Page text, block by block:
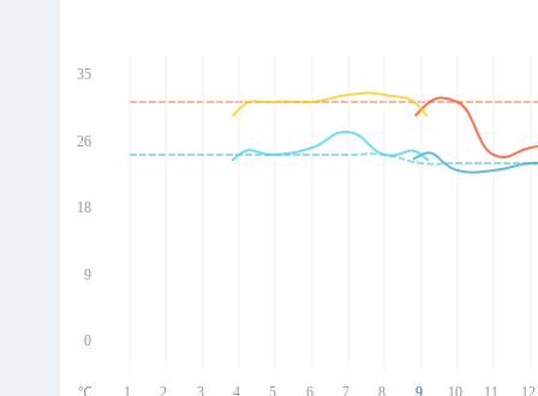
35
26
18
9
0
1 2 3 4 5 6 7 8 9 10 11 12